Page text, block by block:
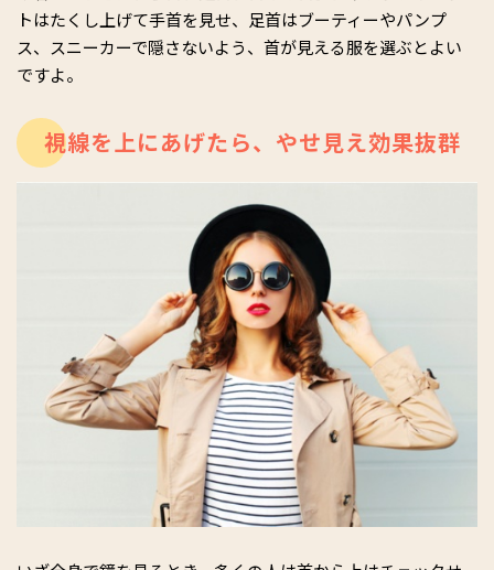
トはたくし上げて手首を見せ、足首はブーティーやパンプ
ス、スニーカーで隠さないよう、首が見える服を選ぶとよい
ですよ。
視線を上にあげたら、やせ見え効果抜群